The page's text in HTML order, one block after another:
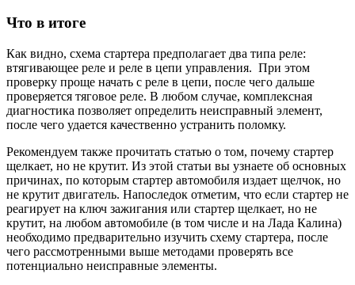
Что в итоге
Как видно, схема стартера предполагает два типа реле:
втягивающее реле и реле в цепи управления. При этом
проверку проще начать с реле в цепи, после чего дальше
проверяется тяговое реле. В любом случае, комплексная
диагностика позволяет определить неисправный элемент,
после чего удается качественно устранить поломку.
Рекомендуем также прочитать статью о том, почему стартер
щелкает, но не крутит. Из этой статьи вы узнаете об основных
причинах, по которым стартер автомобиля издает щелчок, но
не крутит двигатель. Напоследок отметим, что если стартер не
реагирует на ключ зажигания или стартер щелкает, но не
крутит, на любом автомобиле (в том числе и на Лада Калина)
необходимо предварительно изучить схему стартера, после
чего рассмотренными выше методами проверять все
потенциально неисправные элементы.